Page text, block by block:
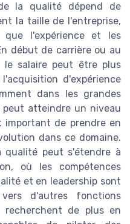
la qualité dépend de
la taille de l'entreprise,
l'expérience et les
début de carrière ou au
le salaire peut être plus
d'expérience
dans les grandes
peut atteindre un niveau
important de prendre en
dans ce domaine.
qualité peut s'étendre à
où les compétences
et en leadership sont
d'autres fonctions
recherchent de plus en